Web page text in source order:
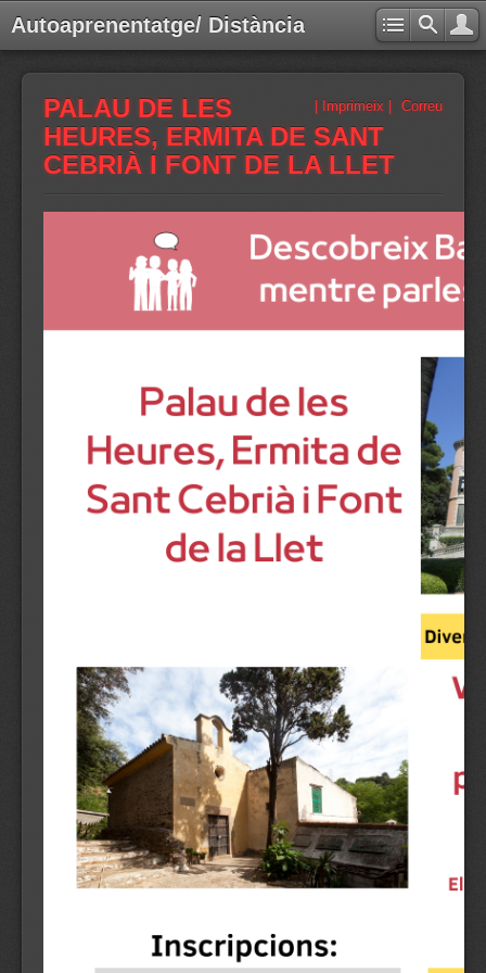
Autoaprenentatge/ Distància
Correu
| Imprimeix |
PALAU DE LES
HEURES, ERMITA DE SANT
CEBRIÀ I FONT DE LA LLET